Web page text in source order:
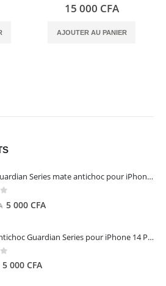
0 out of 5
15 000 CFA
AJOUTER AU PANIER
Coque Guardian Series mate antichoc pour iPhone 15 Pro Max avec Magsafe Noir - Torras
Le
500 CFA.
5 000 CFA
Coque antichoc Guardian Series pour iPhone 14 Pro Max - TORRAS
Le
5 000 CFALe